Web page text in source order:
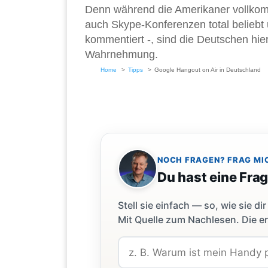
Denn während die Amerikaner
auch Skype-Konferenzen total
kommentiert -, sind die Deutschen
Wahrnehmung.
Home Tipps Google Hangout on Air in Deutschland
NOCH FRAGEN? FRAG
Du hast eine
Stell sie einfach — so, wie sie
Mit Quelle zum Nachlesen. Die